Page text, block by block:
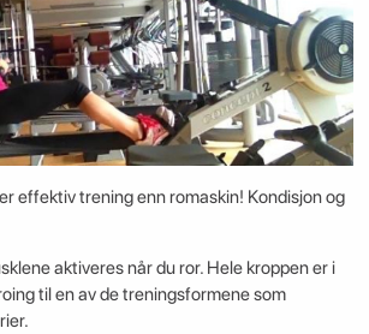
effektiv trening enn romaskin! Kondisjon og
aktiveres når du ror. Hele kroppen er i
til en av de treningsformene som